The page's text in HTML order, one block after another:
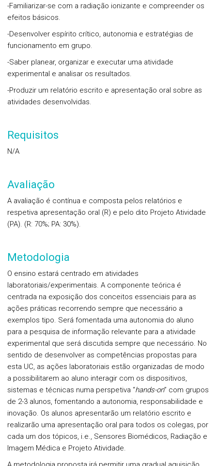
-Familiarizar-se com a radiação ionizante e compreender os
efeitos básicos.
-Desenvolver espírito crítico, autonomia e estratégias de
funcionamento em grupo.
-Saber planear, organizar e executar uma atividade
experimental e analisar os resultados.
-Produzir um relatório escrito e apresentação oral sobre as
atividades desenvolvidas.
Requisitos
N/A
Avaliação
A avaliação é contínua e composta pelos relatórios e
respetiva apresentação oral (R) e pelo dito Projeto Atividade
(PA). (R: 70%; PA: 30%).
Metodologia
O ensino estará centrado em atividades
laboratoriais/experimentais. A componente teórica é
centrada na exposição dos conceitos essenciais para as
ações práticas recorrendo sempre que necessário a
exemplos tipo. Será fomentada uma autonomia do aluno
para a pesquisa de informação relevante para a atividade
experimental que será discutida sempre que necessário. No
sentido de desenvolver as competências propostas para
esta UC, as ações laboratoriais estão organizadas de modo
a possibilitarem ao aluno interagir com os dispositivos,
sistemas e técnicas numa perspetiva “hands-on” com grupos
de 2-3 alunos, fomentando a autonomia, responsabilidade e
inovação. Os alunos apresentarão um relatório escrito e
realizarão uma apresentação oral para todos os colegas, por
cada um dos tópicos, i.e., Sensores Biomédicos, Radiação e
Imagem Médica e Projeto Atividade.